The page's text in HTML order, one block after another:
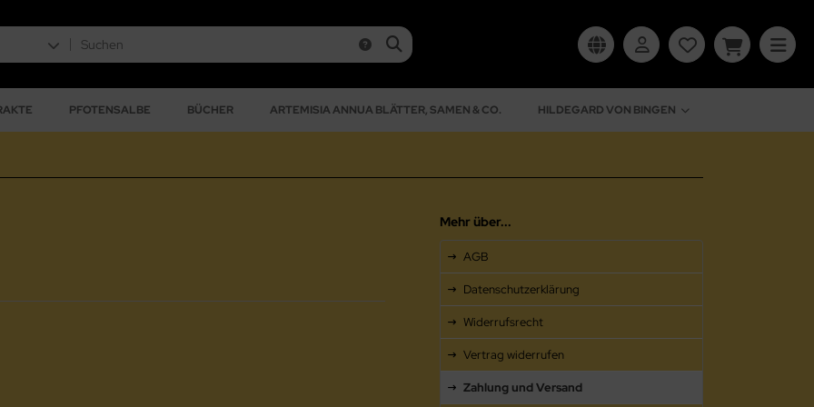
PFOTENSALBE BÜCHER ARTEMISIA ANNUA BLÄTTER, SAMEN & CO. HILDEGARD VON BINGEN
Mehr über...
AGB
Datenschutzerklärung
Widerrufsrecht
Vertrag widerrufen
Zahlung und Versand